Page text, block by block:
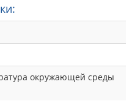
окружающей среды